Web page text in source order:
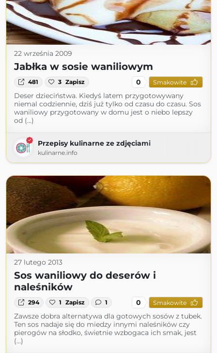
22 września 2009
Jabłka w sosie waniliowym
481 3 Zapisz 0 Smakowite
Deser dzieciństwa. Kiedyś latem przygotowywany
niemal codziennie, dziś już tylko od czasu do czasu. Sos
waniliowy przygotowany w domu jest o niebo lepszy
od (...)
Przepisy kulinarne ze zdjęciami
kulinarne.info
27 lutego 2013
Sos waniliowy do deserów i
naleśników
294 1 Zapisz 1 0 Smakowite
Zawsze dobra alternatywa dla gotowych sosów z tubek.
Ten sos nadaje się do miedzy innymi naleśników czy
pierogów na słodko, świetnie wzbogaca ich smak, jest
(...)